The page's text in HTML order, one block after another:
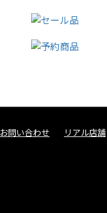
お問い合わせ リアル店舗